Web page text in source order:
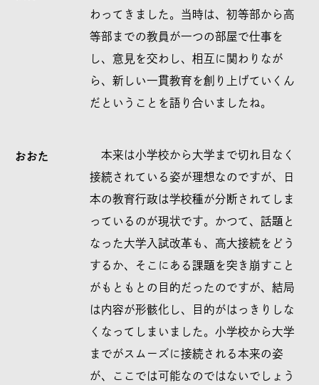
わってきました。当時は、初等部から高
等部までの教員が一つの部屋で仕事を
し、意見を交わし、相互に関わりなが
ら、新しい一貫教育を創り上げていくん
だということを語り合いましたね。
おおた
本来は小学校から大学まで切れ目なく
接続されている姿が理想なのですが、日
本の教育行政は学校種が分断されてしま
っているのが現状です。かつて、話題と
なった大学入試改革も、高大接続をどう
するか、そこにある課題を突き崩すこと
がもともとの目的だったのですが、結局
は内容が形骸化し、目的がはっきりしな
くなってしまいました。小学校から大学
までがスムーズに接続される本来の姿
が、ここでは可能なのではないでしょう